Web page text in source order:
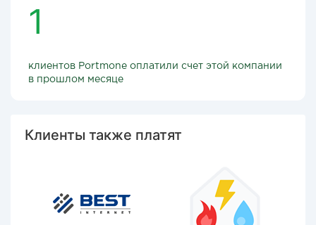
1
клиентов Portmone оплатили счет этой компании
в прошлом месяце
Клиенты также платят